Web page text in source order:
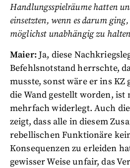
Handlungsspielräume hatten
einsetzten, wenn es darum
möglichst unabhängig zu
Maier: Ja, diese
Befehlsnotstand herrschte,
musste, sonst wäre er ins KZ
die Wand gestellt worden,
mehrfach widerlegt. Auch
zeigt, dass alle in diesem
rebellischen Funktionäre
Konsequenzen zu erleiden
gewisser Weise unfair, das